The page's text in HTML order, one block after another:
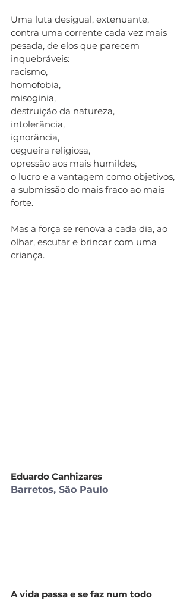
Uma luta desigual, extenuante,
contra uma corrente cada vez mais
pesada, de elos que parecem
inquebráveis:
racismo,
homofobia,
misoginia,
destruição da natureza,
intolerância,
ignorância,
cegueira religiosa,
opressão aos mais humildes,
o lucro e a vantagem como objetivos,
a submissão do mais fraco ao mais
forte.
Mas a força se renova a cada dia, ao
olhar, escutar e brincar com uma
criança.
Eduardo Canhizares
Barretos, São Paulo
A vida passa e se faz num todo